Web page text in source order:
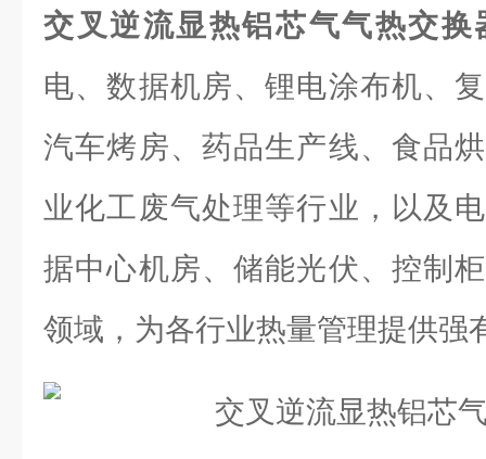
交叉逆流显热铝芯气气热交换
电、数据机房、锂电涂布机、
汽车烤房、药品生产线、食品
业化工废气处理等行业，以及
据中心机房、储能光伏、控制
领域，为各行业热量管理提供强